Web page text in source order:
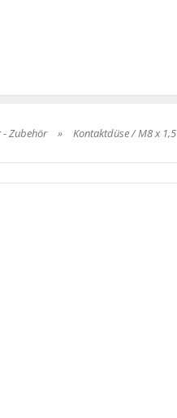
- Zubehör » Kontaktdüse / M8 x 1,5